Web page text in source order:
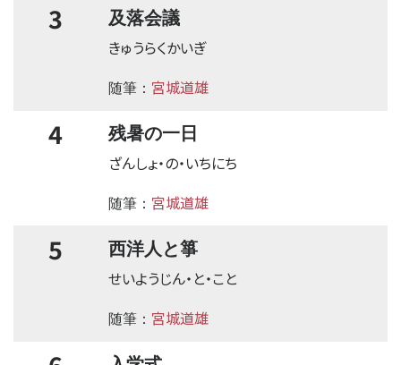
3 及落会議
きゅうらくかいぎ
随筆： 宮城道雄
4 残暑の一日
ざんしょ・の・いちにち
随筆： 宮城道雄
5 西洋人と箏
せいようじん・と・こと
随筆： 宮城道雄